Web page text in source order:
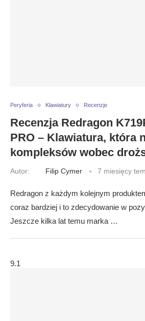
Peryferia Klawiatury Recenzje
Recenzja Redragon
PRO – Klawiatura, która
kompleksów wobec
Autor: Filip Cymer 7 miesięcy
Redragon z każdym kolejnym
coraz bardziej i to zdecydowanie w
Jeszcze kilka lat temu marka …
9.1